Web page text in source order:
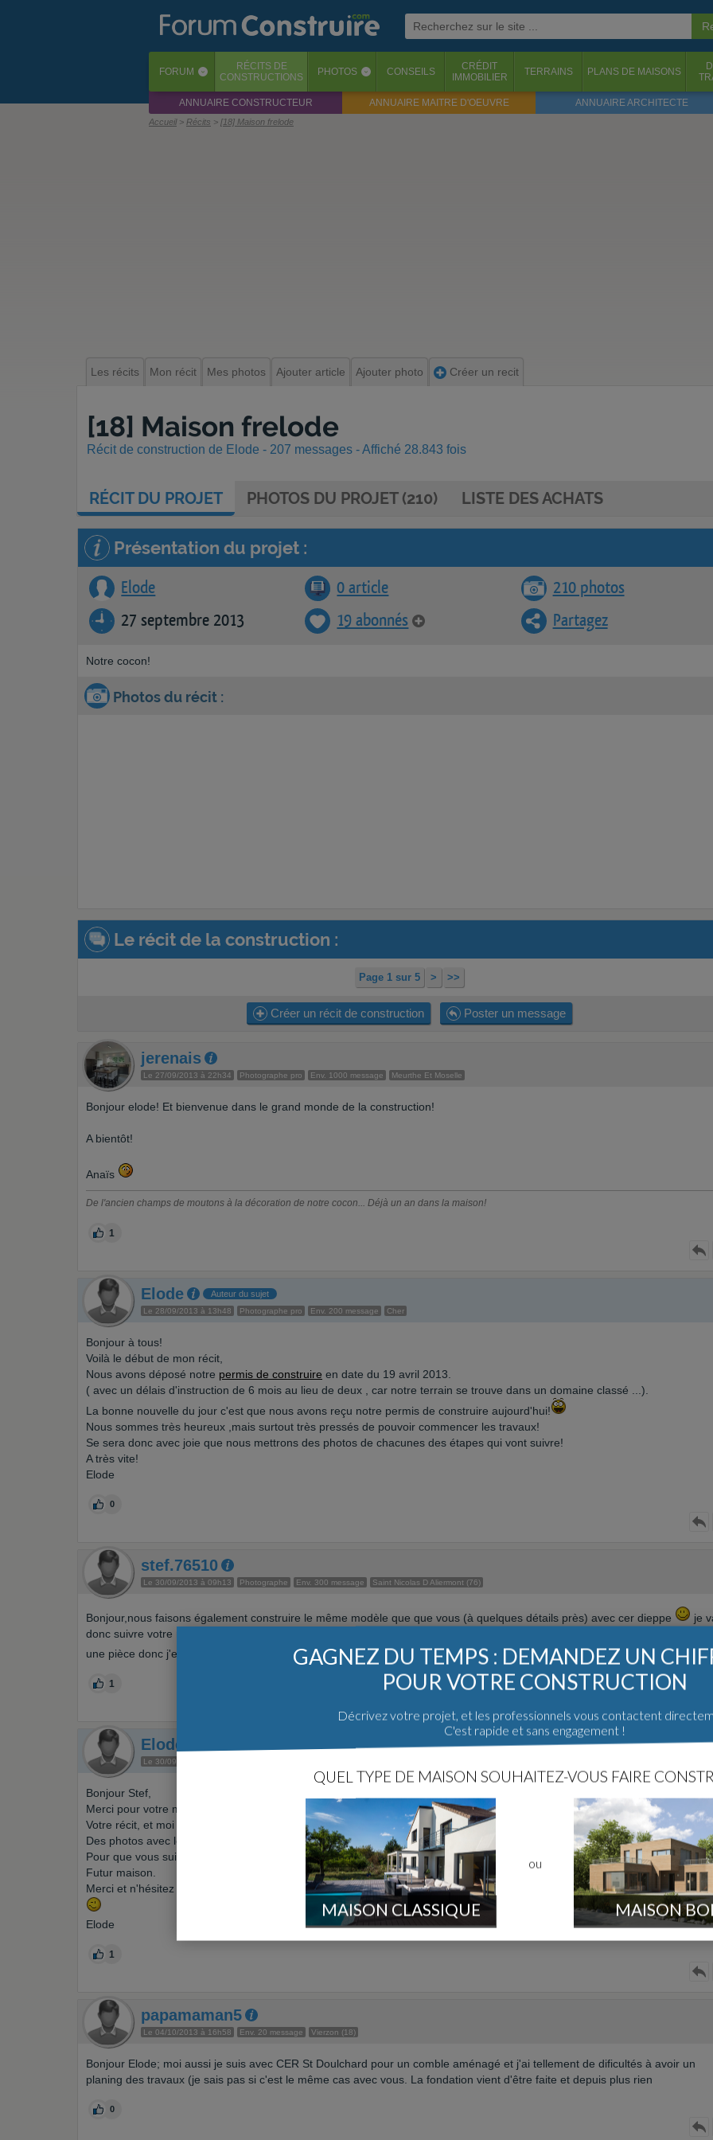
FORUM ‹ RÉCITS DE
CONSTRUCTIONS
PHOTOS ‹ CONSEILS
CRÉDIT
IMMOBILIER
TERRAINS PLANS DE MAISONS
ANNUAIRE CONSTRUCTEUR ANNUAIRE MAITRE D'OEUVRE ANNUAIRE ARCHITECTE
Accueil Récits [18] Maison frelode
Les récits Mon récit Mes photos Ajouter article Ajouter photo Créer un recit
[18] Maison frelode
Récit de construction de Elode - 207 messages - Affiché 28.843 fois
RÉCITDU PROJET PHOTOS DU PROJET (210) LISTE DES ACHATS
Présentation du projet :
Elode 0 article
210 photos
27 septembre 2013
19 abonnés Partagez
Notre cocon!
Photos du récit :
Le récit de la construction :
Page 1 sur 5 > >>
Créer un récit de construction Poster un message
jerenais
Le 27/09/2013 à 22h34 Photographe pro Env. 1000 message Meurthe Et Moselle
Bonjour elode! Et bienvenue dans le grand monde de la construction!
A bientôt!
Anaïs
De l'ancien champs de moutons à la décoration de notre cocon... Déjà un an dans la maison!
1
Elode Auteur du sujet
Le 28/09/2013 à 13h48 Photographe pro Env. 200 message Cher
Bonjour à tous!
Voilà le début de mon récit,
Nous avons déposé notre permis de construire en date du 19 avril 2013.
( avec un délais d'instruction de 6 mois au lieu de deux , car notre terrain se trouve dans un domaine classé ...).
La bonne nouvelle du jour c'est que nous avons reçu notre permis de construire aujourd'hui!
Nous sommes très heureux ,mais surtout très pressés de pouvoir commencer les travaux!
Se sera donc avec joie que nous mettrons des photos de chacunes des étapes qui vont suivre!
A très vite!
Elode
0
stef.76510
Le 30/09/2013 à 09h13 Photographe Env. 300 message Saint Nicolas D Aliermont (76)
Bonjour,nous faisons également construire le même modèle que que vous (à quelques détails près) avec cer dieppe
je
donc suivre votre récit avec intérêts.nous nous avons déposez notre permis de construire le 5 septembre mais il nous
une pièce donc j'espère que ça ne prendra pas trop de retard
1
Elode
Le 30/09/2013 à 13h10
Bonjour Stef,
Merci pour votre message, je suivrais également
Votre récit, et moi de mon côté je posterais
Des photos avec les commentaires.
Pour que vous suiviez l'évolution de notre
Futur maison.
Merci et n'hésitez pas !
Elode
1
papamaman5
Le 04/10/2013 à 16h58 Env. 20 message Vierzon (18)
Bonjour Elode; moi aussi je suis avec CER St Doulchard pour un comble aménagé et j'ai tellement de dificultés à avoir un
planing des travaux (je sais pas si c'est le même cas avec vous. La fondation vient d'être faite et depuis plus rien
0
GAGNEZ DU TEMPS : DEMANDEZ UN
POUR VOTRE CONSTRUCTION
Décrivez votre projet, et les professionnels vous contactent
C'est rapide et sans engagement !
QUEL TYPE DE MAISON SOUHAITEZ-VOUS FAIRE
MAISON CLASSIQUE
ou
MAISON